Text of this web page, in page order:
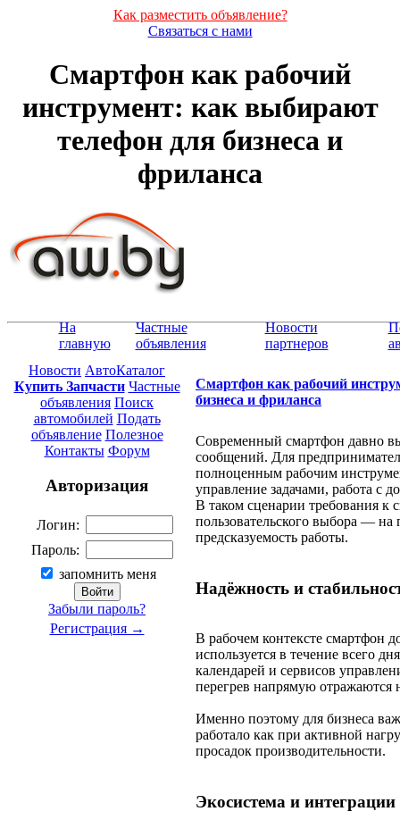
Как разместить объявление?
Связаться с нами
Смартфон как рабочий
инструмент: как выбирают
телефон для бизнеса и
фриланса
На
главную
Частные
объявления
Новости
партнеров
Новости АвтоКаталог
Купить Запчасти Частные
объявления Поиск
автомобилей Подать
объявление Полезное
Контакты Форум
Авторизация
Логин:
Пароль:
запомнить меня
Забыли пароль?
Регистрация →
Смартфон как рабочий
бизнеса и фриланса
Современный смартфон давно
сообщений. Для
полноценным рабочим
управление задачами, работа с
В таком сценарии требования к
пользовательского выбора — на
предсказуемость работы.
Надёжность и
В рабочем контексте смартфон
используется в течение всего
календарей и сервисов
перегрев напрямую отражаются
Именно поэтому для бизнеса
работало как при активной
просадок производительности.
Экосистема и интеграции